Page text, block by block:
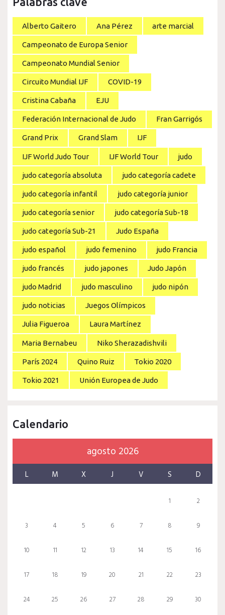
Alberto Gaitero Ana Pérez arte marcial
Campeonato de Europa Senior
Campeonato Mundial Senior
Circuito Mundial IJF COVID-19
Cristina Cabaña EJU
Federación Internacional de Judo Fran Garrigós
Grand Prix Grand Slam IJF
IJF World Judo Tour IJF World Tour judo
judo categoría absoluta judo categoría cadete
judo categoría infantil judo categoría junior
judo categoría senior judo categoría Sub-18
judo categoría Sub-21 Judo España
judo español judo femenino judo Francia
judo francés judo japones Judo Japón
judo Madrid judo masculino judo nipón
judo noticias Juegos Olímpicos
Julia Figueroa Laura Martínez
Maria Bernabeu Niko Sherazadishvili
París 2024 Quino Ruiz Tokio 2020
Tokio 2021 Unión Europea de Judo
Calendario
agosto 2026
L M X J V S D
1 2
3 4 5 6 7 8 9
10 11 12 13 14 15 16
17 18 19 20 21 22 23
24 25 26 27 28 29 30